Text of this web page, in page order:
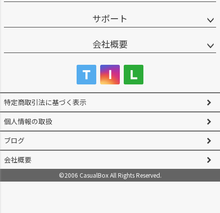
サポート
会社概要
特定商取引法に基づく表示
個人情報の取扱
ブログ
会社概要
©2006 CasualBox All Rights Reserved.